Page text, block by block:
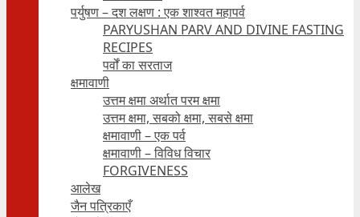
पर्युषण – दश लक्षण : एक शाश्वत महापर्व
PARYUSHAN PARV AND DIVINE FASTING
RECIPES
पर्वों का सरताज
क्षमावाणी
उत्तम क्षमा अर्थात परम क्षमा
उत्तम क्षमा, सबको क्षमा, सबसे क्षमा
क्षमावाणी – एक पर्व
क्षमावाणी – विविध विचार
FORGIVENESS
आलेख
जैन पत्रिकाएँ